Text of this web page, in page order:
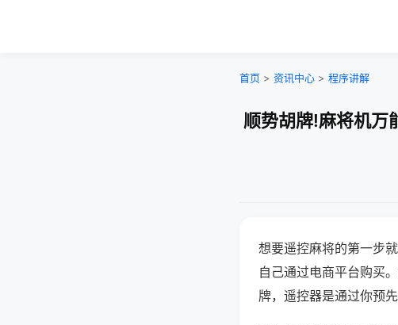
首页 > 资讯中心 > 程序讲解
顺势胡牌!麻将机万
想要遥控麻将的第一步
自己通过电商平台购买
牌，遥控器是通过你预先